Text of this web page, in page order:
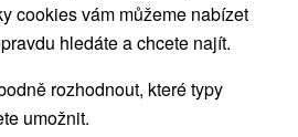
NEJDRAŽŠÍ PODLE
cookies vám můžeme nabízet
hledáte a chcete najít.
rozhodnout, které typy
umožnit.